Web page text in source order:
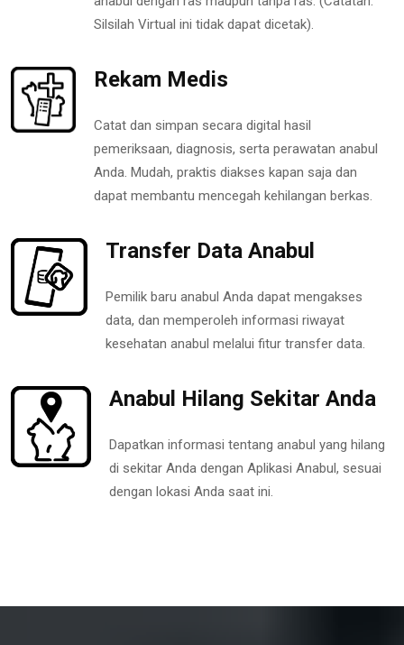
Silsilah Virtual ini tidak dapat dicetak).
Rekam Medis
Catat dan simpan secara digital hasil
pemeriksaan, diagnosis, serta perawatan anabul
Anda. Mudah, praktis diakses kapan saja dan
dapat membantu mencegah kehilangan berkas.
Transfer Data Anabul
Pemilik baru anabul Anda dapat mengakses
data, dan memperoleh informasi riwayat
kesehatan anabul melalui fitur transfer data.
Anabul Hilang Sekitar Anda
Dapatkan informasi tentang anabul yang hilang
di sekitar Anda dengan Aplikasi Anabul, sesuai
dengan lokasi Anda saat ini.